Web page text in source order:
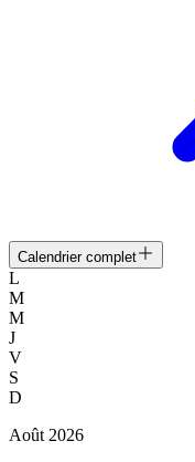
Calendrier complet
L
M
M
J
V
S
D
Août 2026